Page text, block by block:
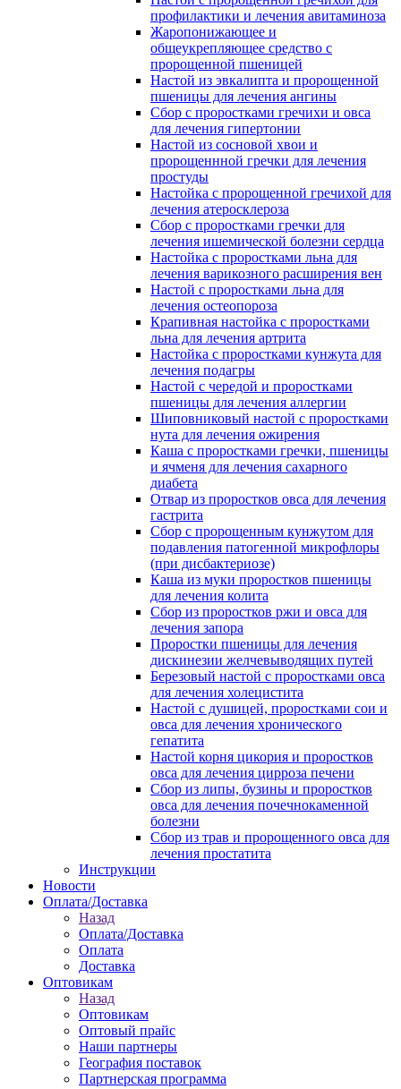
профилактики и лечения авитаминоза
Жаропонижающее и
общеукрепляющее средство с
пророщенной пшеницей
Настой из эвкалипта и пророщенной
пшеницы для лечения ангины
Сбор с проростками гречихи и овса
для лечения гипертонии
Настой из сосновой хвои и
пророщеннной гречки для лечения
простуды
Настойка с пророщенной гречихой для
лечения атеросклероза
Сбор с проростками гречки для
лечения ишемической болезни сердца
Настойка с проростками льна для
лечения варикозного расширения вен
Настой с проростками льна для
лечения остеопороза
Крапивная настойка с проростками
льна для лечения артрита
Настойка с проростками кунжута для
лечения подагры
Настой с чередой и проростками
пшеницы для лечения аллергии
Шиповниковый настой с проростками
нута для лечения ожирения
Каша с проростками гречки, пшеницы
и ячменя для лечения сахарного
диабета
Отвар из проростков овса для лечения
гастрита
Сбор с пророщенным кунжутом для
подавления патогенной микрофлоры
(при дисбактериозе)
Каша из муки проростков пшеницы
для лечения колита
Сбор из проростков ржи и овса для
лечения запора
Проростки пшеницы для лечения
дискинезии желчевыводящих путей
Березовый настой с проростками овса
для лечения холецистита
Настой с душицей, проростками сои и
овса для лечения хронического
гепатита
Настой корня цикория и проростков
овса для лечения цирроза печени
Сбор из липы, бузины и проростков
овса для лечения почечнокаменной
болезни
Сбор из трав и пророщенного овса для
лечения простатита
Инструкции
Новости
Оплата/Доставка
Назад
Оплата/Доставка
Оплата
Доставка
Оптовикам
Назад
Оптовикам
Оптовый прайс
Наши партнеры
География поставок
Партнерская программа